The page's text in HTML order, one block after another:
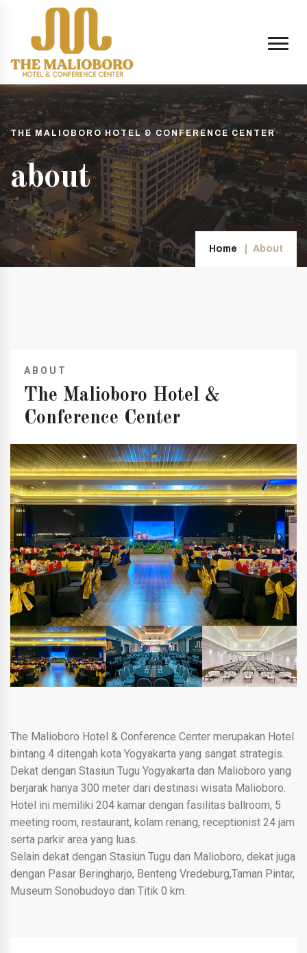
THE MALIOBORO HOTEL & CONFERENCE CENTER
about
Home About
ABOUT
The Malioboro Hotel &
Conference Center
The Malioboro Hotel & Conference Center merupakan Hotel
bintang 4 ditengah kota Yogyakarta yang sangat strategis.
Dekat dengan Stasiun Tugu Yogyakarta dan Malioboro yang
berjarak hanya 300 meter dari destinasi wisata Malioboro.
Hotel ini memiliki 204 kamar dengan fasilitas ballroom, 5
meeting room, restaurant, kolam renang, receptionist 24 jam
serta parkir area yang luas.
Selain dekat dengan Stasiun Tugu dan Malioboro, dekat juga
dengan Pasar Beringharjo, Benteng Vredeburg,Taman Pintar,
Museum Sonobudoyo dan Titik 0 km.